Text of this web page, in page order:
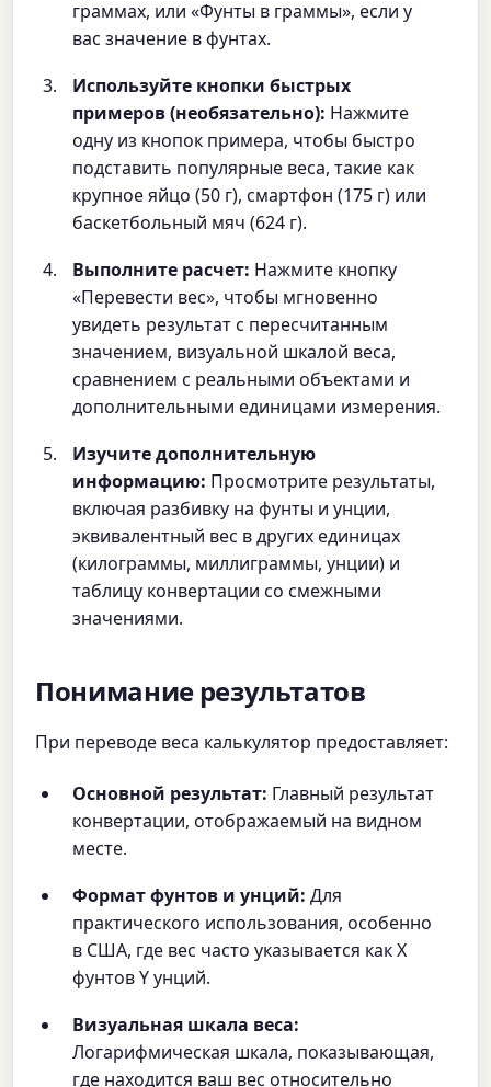
граммах, или «Фунты в граммы», если у
вас значение в фунтах.
Используйте кнопки быстрых
примеров (необязательно): Нажмите
одну из кнопок примера, чтобы быстро
подставить популярные веса, такие как
крупное яйцо (50 г), смартфон (175 г) или
баскетбольный мяч (624 г).
Выполните расчет: Нажмите кнопку
«Перевести вес», чтобы мгновенно
увидеть результат с пересчитанным
значением, визуальной шкалой веса,
сравнением с реальными объектами и
дополнительными единицами измерения.
Изучите дополнительную
информацию: Просмотрите результаты,
включая разбивку на фунты и унции,
эквивалентный вес в других единицах
(килограммы, миллиграммы, унции) и
таблицу конвертации со смежными
значениями.
Понимание результатов
При переводе веса калькулятор предоставляет:
Основной результат: Главный результат
конвертации, отображаемый на видном
месте.
Формат фунтов и унций: Для
практического использования, особенно
в США, где вес часто указывается как X
фунтов Y унций.
Визуальная шкала веса:
Логарифмическая шкала, показывающая,
где находится ваш вес относительно